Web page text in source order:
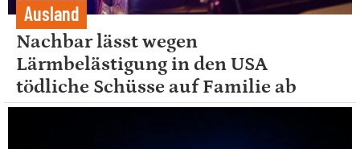
Ausland
Nachbar lässt wegen
Lärmbelästigung in den USA
tödliche Schüsse auf Familie ab